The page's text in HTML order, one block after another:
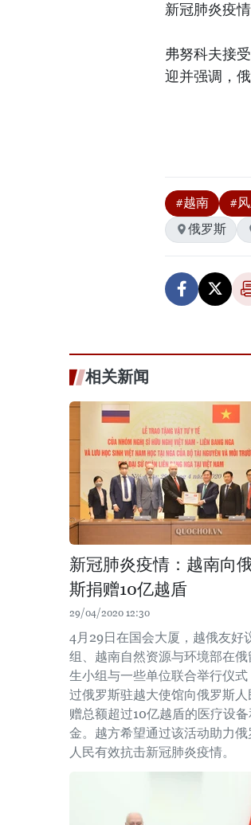
新冠肺炎疫
弗努科夫接
迎并强调，
#越南 #
俄罗斯
相关新闻
新冠肺炎疫情：越南向
斯捐赠10亿越盾
29/04/2020 12:30
4月29日在国会大厦，越俄友好
组、越南自然资源与环境部在俄
生小组与一些单位联合举行仪式
过俄罗斯驻越大使馆向俄罗斯人
赠总额超过10亿越盾的医疗设
金。越方希望通过该活动助力俄
人民有效抗击新冠肺炎疫情。